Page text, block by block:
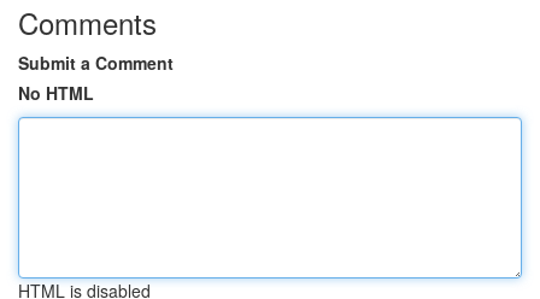
Comments
Submit a Comment
No HTML
HTML is disabled